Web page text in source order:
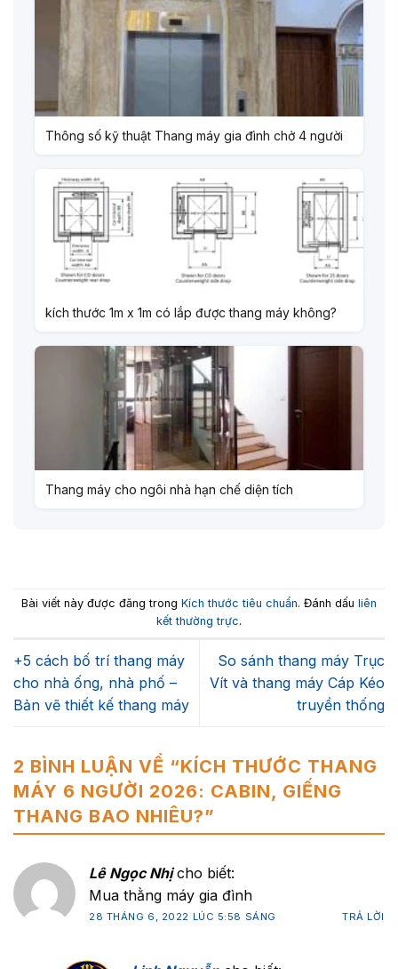
Thông số kỹ thuật Thang máy gia đình chở 4 người
kích thước 1m x 1m có lắp được thang máy không?
Thang máy cho ngôi nhà hạn chế diện tích
Bài viết này được đăng trong Kích thước tiêu chuẩn. Đánh dấu liên
kết thường trực.
+5 cách bố trí thang máy
cho nhà ống, nhà phố –
Bản vẽ thiết kế thang máy
So sánh thang máy Trục
Vít và thang máy Cáp Kéo
truyền thống
2 BÌNH LUẬN VỀ “KÍCH THƯỚC THANG
MÁY 6 NGƯỜI 2026: CABIN, GIẾNG
THANG BAO NHIÊU?”
Lê Ngọc Nhị cho biết:
Mua thằng máy gia đình
28 THÁNG 6, 2022 LÚC 5:58 SÁNG TRẢ LỜI